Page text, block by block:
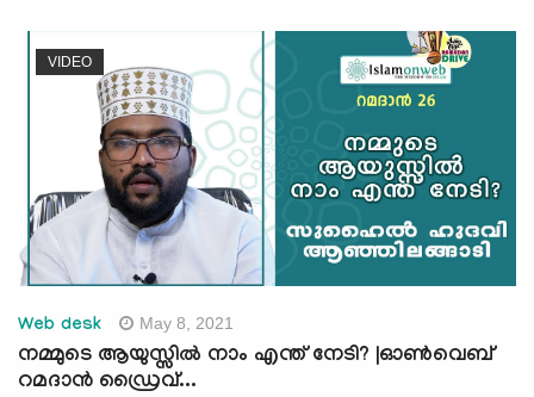
VIDEO
Web desk May 8, 2021
നമ്മുടെ ആയുസ്സില്‍ നാം എന്ത് നേടി? |ഓണ്‍വെബ്
റമദാന്‍ ഡ്രൈവ്...